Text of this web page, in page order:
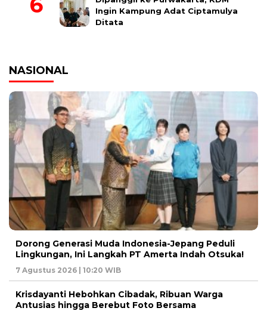
Ingin Kampung Adat Ciptamulya
Ditata
NASIONAL
Dorong Generasi Muda Indonesia-Jepang Peduli
Lingkungan, Ini Langkah PT Amerta Indah Otsuka!
7 Agustus 2026 | 10:20 WIB
Krisdayanti Hebohkan Cibadak, Ribuan Warga
Antusias hingga Berebut Foto Bersama